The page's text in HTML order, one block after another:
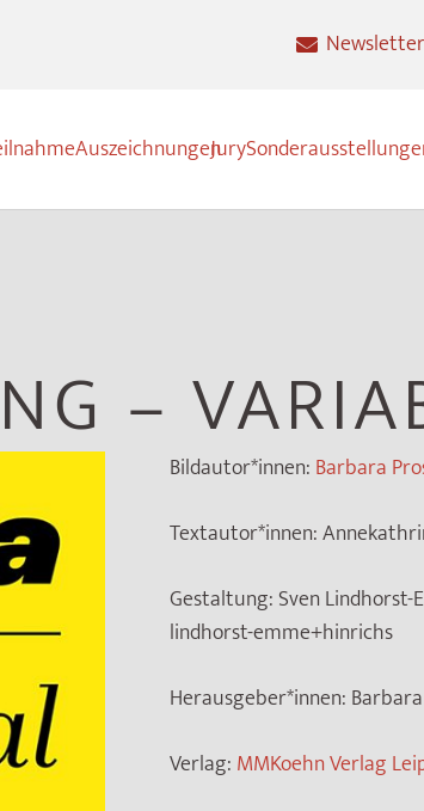
Newsletter
AuszeichnungenJury
– Bildautor*innen: Barbara
Textautor*innen:
Gestaltung: Sven
lindhorst-emme+hinrichs
Herausgeber*innen:
Verlag: MMKoehn Verlag